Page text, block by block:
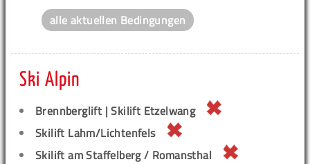
alle aktuellen Bedingungen
Ski Alpin
Brennberglift | Skilift Etzelwang
Skilift Lahm/Lichtenfels
Skilift am Staffelberg / Romansthal